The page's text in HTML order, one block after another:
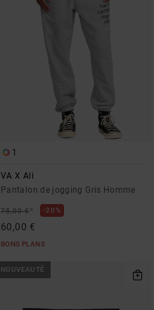
1
VA X Ali
Pantalon de jogging Gris Homme
75,00 €* 20%
60,00 €
BONS PLANS
NOUVEAUTÉ